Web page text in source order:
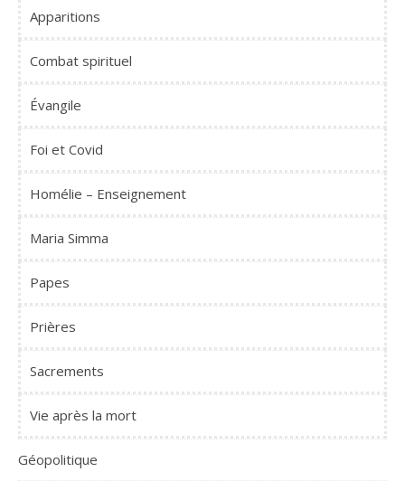
Apparitions
Combat spirituel
Évangile
Foi et Covid
Homélie – Enseignement
Maria Simma
Papes
Prières
Sacrements
Vie après la mort
Géopolitique